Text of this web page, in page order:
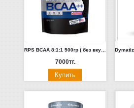
RPS BCAA 8:1:1 500гр ( без вкуса)
7000тг.